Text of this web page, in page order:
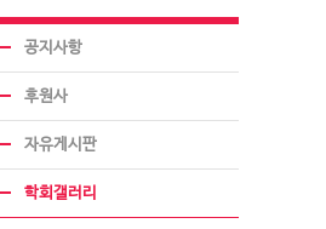
공지사항
후원사
자유게시판
학회갤러리